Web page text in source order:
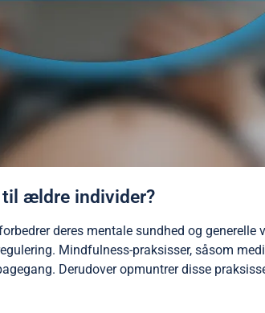
ældre individer?
deres mentale sundhed og generelle
Mindfulness-praksisser, såsom
Derudover opmuntrer disse